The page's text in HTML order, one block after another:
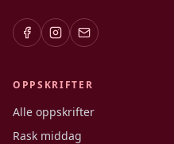
OPPSKRIFTER
Alle oppskrifter
Rask middag